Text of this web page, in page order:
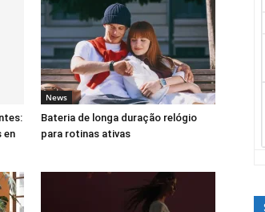
en
News
Bateria de longa duração relógio
para rotinas ativas